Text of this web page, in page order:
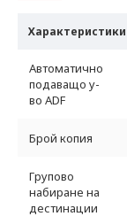
Характеристики
Автоматично
подаващо у-
во ADF
Брой копия
Групово
набиране на
дестинации